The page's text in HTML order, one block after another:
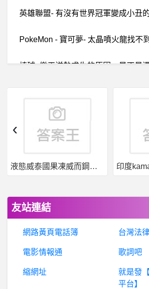
希洽- 封城的話 梓喵怎麼買
銀行貸款- 個人信貸
液態威泰國果凍威而鋼哪裡買
‹
友站連結
網路黃頁電話簿 台灣法
電影情報通 歌詞吧
縮網址
就是發
平台】